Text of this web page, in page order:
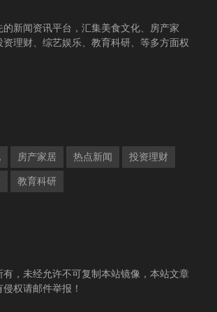
的新闻资讯平台，汇集美食文化、房产家
资理财、综艺娱乐、教育科研、等多方面权
房产家居 热点新闻 投资理财
教育科研
有，未经允许不可复制本站镜像，本站文章
权请邮件举报！